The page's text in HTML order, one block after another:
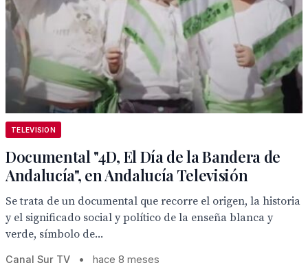
TELEVISION
Documental "4D, El Día de la Bandera de
Andalucía", en Andalucía Televisión
Se trata de un documental que recorre el origen, la historia
y el significado social y político de la enseña blanca y
verde, símbolo de...
Canal Sur TV • hace 8 meses